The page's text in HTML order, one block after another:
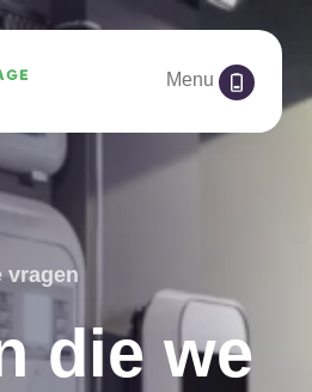
Menu
vragen
die we